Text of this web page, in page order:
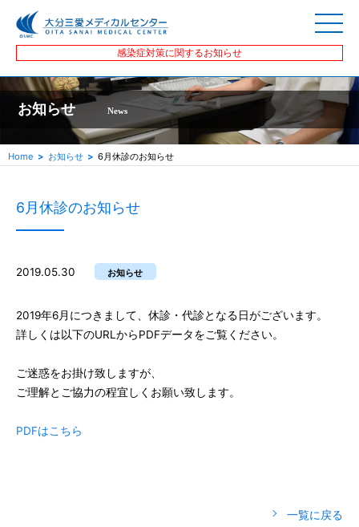
感染症対策に関するお知らせ
お知らせ News
Home お知らせ 6月休診のお知らせ
6月休診のお知らせ
2019.05.30 お知らせ
2019年6月につきまして、休診・代診となる日がございます。
詳しくは以下のURLからPDFデータをご覧ください。
ご迷惑をお掛け致しますが、
ご理解とご協力の程宜しくお願い致します。
PDFはこちら
一覧に戻る